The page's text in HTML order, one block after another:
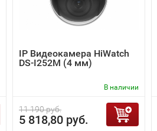
IP Видеокамера HiWatch
DS-I252M (4 мм)
В наличии
11 190 руб.
5 818,80 руб.